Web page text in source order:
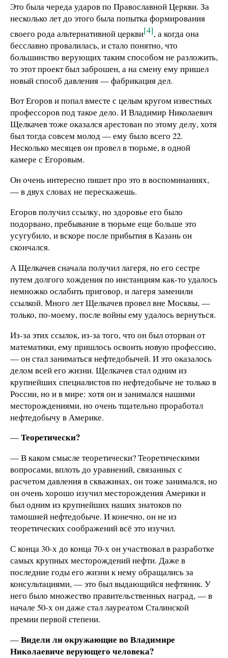
Это была череда ударов по Православной Церкви. За
несколько лет до этого была попытка формирования
своего рода альтернативной церкви[4], а когда она
бесславно провалилась, и стало понятно, что
большинство верующих таким способом не разложить,
то этот проект был заброшен, а на смену ему пришел
новый способ давления — фабрикация дел.
Вот Егоров и попал вместе с целым кругом известных
профессоров под такое дело. И Владимир Николаевич
Щелкачев тоже оказался арестован по этому делу, хотя
был тогда совсем молод — ему было всего 22.
Несколько месяцев он провел в тюрьме, в одной
камере с Егоровым.
Он очень интересно пишет про это в воспоминаниях,
— в двух словах не перескажешь.
Егоров получил ссылку, но здоровье его было
подорвано, пребывание в тюрьме еще больше это
усугубило, и вскоре после прибытия в Казань он
скончался.
А Щелкачев сначала получил лагеря, но его сестре
путем долгого хождения по инстанциям как-то удалось
немножко ослабить приговор, и лагеря заменили
ссылкой. Много лет Щелкачев провел вне Москвы, —
только, по-моему, после войны ему удалось вернуться.
Из-за этих ссылок, из-за того, что он был оторван от
математики, ему пришлось освоить новую профессию,
— он стал заниматься нефтедобычей. И это оказалось
делом всей его жизни. Щелкачев стал одним из
крупнейших специалистов по нефтедобыче не только в
России, но и в мире: хотя он и занимался нашими
месторождениями, но очень тщательно проработал
нефтедобычу в Америке.
—Теоретически?
— В каком смысле теоретически? Теоретическими
вопросами, вплоть до уравнений, связанных с
расчетом давления в скважинах, он тоже занимался, но
он очень хорошо изучил месторождения Америки и
был одним из крупнейших наших знатоков по
тамошней нефтедобыче. И конечно, он не из
теоретических соображений всё это изучил.
С конца 30-х до конца 70-х он участвовал в разработке
самых крупных месторождений нефти. Даже в
последние годы его жизни к нему обращались за
консультациями, — это был выдающийся нефтяник. У
него было множество правительственных наград, — в
начале 50-х он даже стал лауреатом Сталинской
премии первой степени.
—Видели ли окружающие во Владимире
Николаевиче верующего человека?